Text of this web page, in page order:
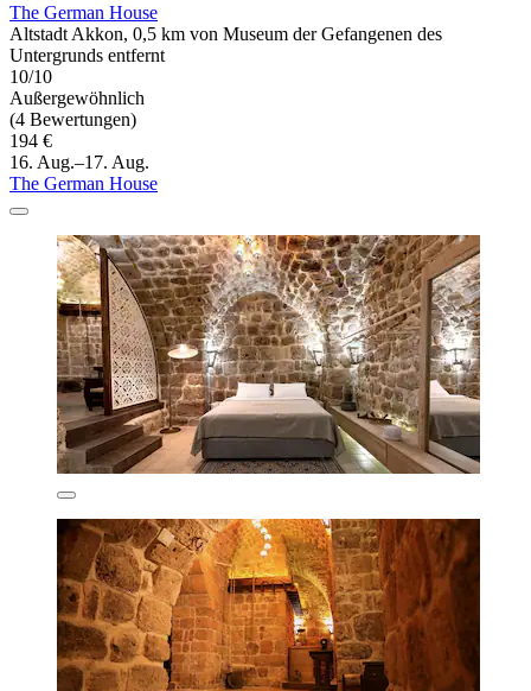
The German House
Altstadt Akkon, 0,5 km von Museum der Gefangenen des
Untergrunds entfernt
10/10
Außergewöhnlich
(4 Bewertungen)
194 €
16. Aug.–17. Aug.
The German House